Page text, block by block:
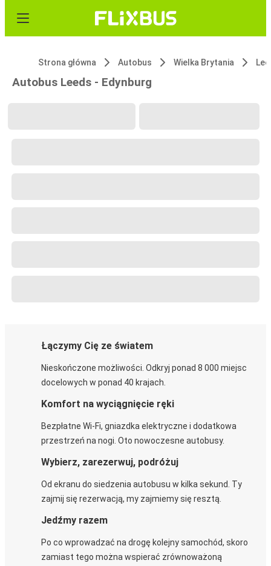
Strona główna Autobus Wielka Brytania
Autobus Leeds - Edynburg
Łączymy Cię ze światem
Nieskończone możliwości. Odkryj ponad 8 000 miejsc
docelowych w ponad 40 krajach.
Komfort na wyciągnięcie ręki
Bezpłatne Wi-Fi, gniazdka elektryczne i dodatkowa
przestrzeń na nogi. Oto nowoczesne autobusy.
Wybierz, zarezerwuj, podróżuj
Od ekranu do siedzenia autobusu w kilka sekund. Ty
zajmij się rezerwacją, my zajmiemy się resztą.
Jedźmy razem
Po co wprowadzać na drogę kolejny samochód, skoro
zamiast tego można wspierać zrównoważoną